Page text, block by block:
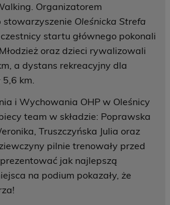
Organizatorem
stowarzyszenie Oleśnicka Strefa
startu głównego pokonali
oraz dzieci rywalizowali
a dystans rekreacyjny dla
5,6 km.
i Wychowania OHP w Oleśnicy
team w składzie: Poprawska
Truszczyńska Julia oraz
pilnie trenowały przed
jak najlepszą
na podium pokazały, że